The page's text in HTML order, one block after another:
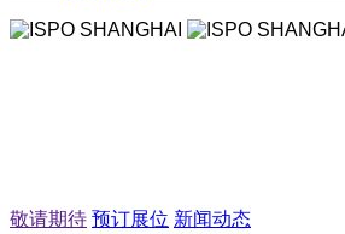
敬请期待 预订展位 新闻动态